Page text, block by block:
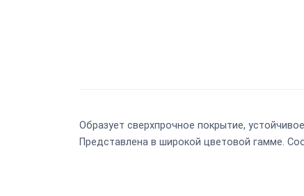
Образует сверхпрочное покрытие,
Представлена в широкой цветовой гамме.